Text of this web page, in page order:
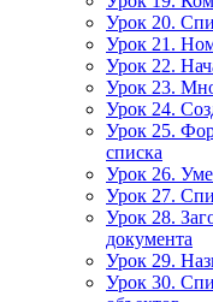
Урок 20.
Урок 21.
Урок 22.
Урок 23.
Урок 24.
Урок 25.
списка
Урок 26.
Урок 27.
Урок 28.
документа
Урок 29.
Урок 30.